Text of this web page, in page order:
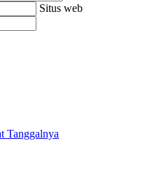
Situs web
Tanggalnya